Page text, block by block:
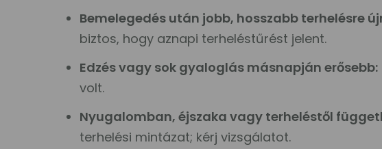
Bemelegedés után jobb, hosszabb terhelésre
biztos, hogy aznapi terheléstűrést jelent.
Edzés vagy sok gyaloglás másnapján erősebb:
volt.
Nyugalomban, éjszaka vagy terheléstől
terhelési mintázat; kérj vizsgálatot.